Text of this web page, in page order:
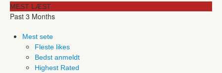
MEST LÆST
Past 3 Months
Mest sete
Fleste likes
Bedst anmeldt
Highest Rated